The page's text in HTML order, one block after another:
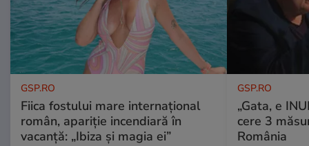
GSP.RO
Fiica fostului mare internațional
român, apariție incendiară în
vacanță: „Ibiza și magia ei”
GSP.RO
„Gata, e
cere 3
România